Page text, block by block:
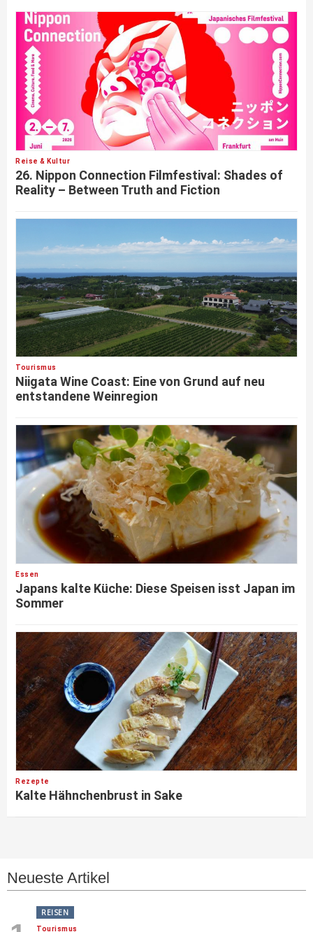
Reise & Kultur
26. Nippon Connection Filmfestival: Shades of
Reality – Between Truth and Fiction
Tourismus
Niigata Wine Coast: Eine von Grund auf neu
entstandene Weinregion
Essen
Japans kalte Küche: Diese Speisen isst Japan im
Sommer
Rezepte
Kalte Hähnchenbrust in Sake
Neueste Artikel
REISEN
Tourismus